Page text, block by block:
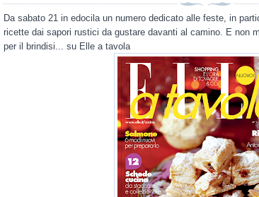
Da sabato 21 in edocila un numero dedicato alle feste, in
ricette dai sapori rustici da gustare davanti al camino. E non
per il brindisi... su Elle a tavola